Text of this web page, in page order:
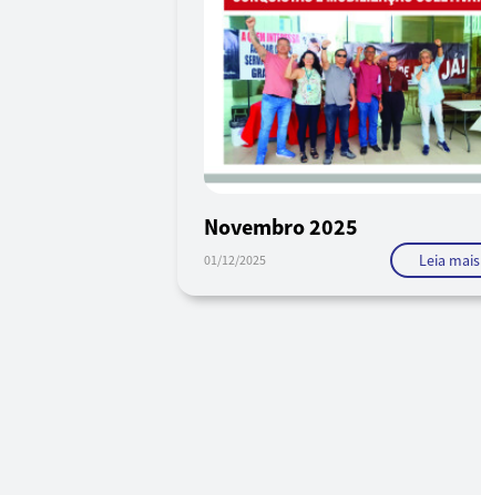
Novembro 2025
01/12/2025 Leia mais